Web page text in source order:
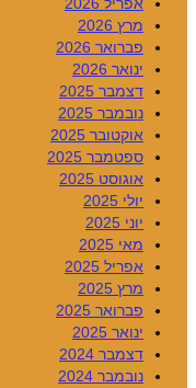
מרץ 2026
פברואר 2026
ינואר 2026
דצמבר 2025
נובמבר 2025
אוקטובר 2025
ספטמבר 2025
אוגוסט 2025
יולי 2025
יוני 2025
מאי 2025
אפריל 2025
מרץ 2025
פברואר 2025
ינואר 2025
דצמבר 2024
נובמבר 2024